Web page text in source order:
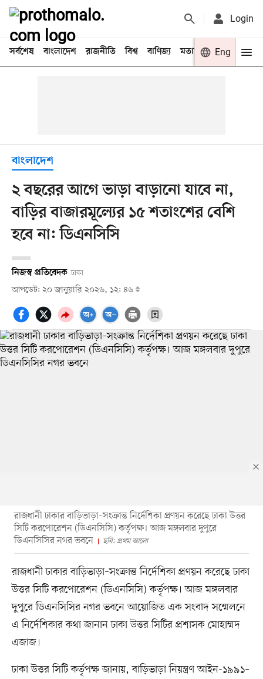
Login
সর্বশেষ বাংলাদেশ রাজনীতি বিশ্ব বাণিজ্য মতামত খেলা
Eng
বাংলাদেশ
২ বছরের আগে ভাড়া বাড়ানো যাবে না,
বাড়ির বাজারমূল্যের ১৫ শতাংশের বেশি
হবে না: ডিএনসিসি
নিজস্ব প্রতিবেদক ঢাকা
আপডেট: ২০ জানুয়ারি ২০২৬, ১২: ৪৬
রাজধানী ঢাকার বাড়িভাড়া–সংক্রান্ত নির্দেশিকা প্রণয়ন করেছে ঢাকা উত্তর
সিটি করপোরেশন (ডিএনসিসি) কর্তৃপক্ষ। আজ মঙ্গলবার দুপুরে
ডিএনসিসির নগর ভবনে
ছবি: প্রথম আলো
রাজধানী ঢাকার বাড়িভাড়া–সংক্রান্ত নির্দেশিকা প্রণয়ন করেছে ঢাকা
উত্তর সিটি করপোরেশন (ডিএনসিসি) কর্তৃপক্ষ। আজ মঙ্গলবার
দুপুরে ডিএনসিসির নগর ভবনে আয়োজিত এক সংবাদ সম্মেলনে
এ নির্দেশিকার কথা জানান ঢাকা উত্তর সিটির প্রশাসক মোহাম্মদ
এজাজ।
ঢাকা উত্তর সিটি কর্তৃপক্ষ জানায়, বাড়িভাড়া নিয়ন্ত্রণ আইন-১৯৯১–